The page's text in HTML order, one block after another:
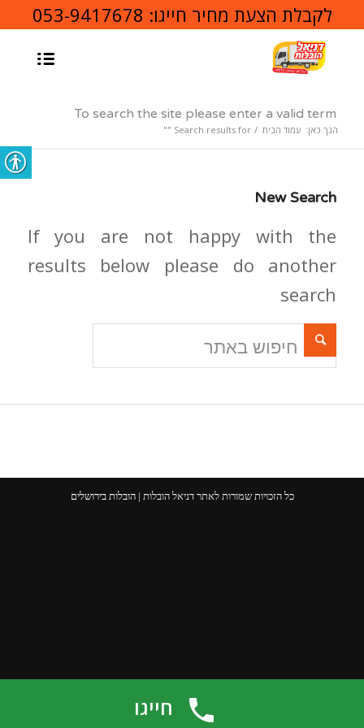
לקבלת הצעת מחיר חייגו: 053-9417678
To search the site please enter a valid term
הנך כאן: עמוד הבית /
Search results for ""
New Search
If you are not happy with the
results below please do another
search
כל הזכויות שמורות לאתר דניאל הובלות |הובלות בירושלים
חייגו